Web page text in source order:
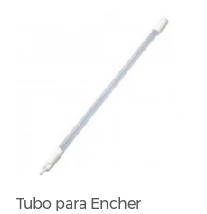
Tubo para Encher